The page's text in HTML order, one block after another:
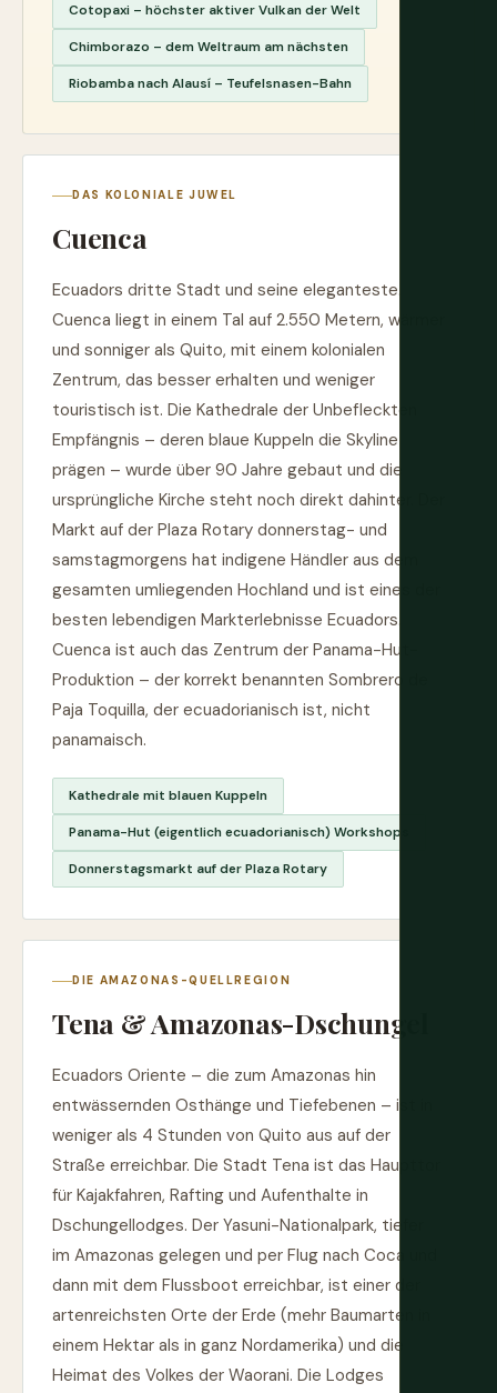
Cotopaxi – höchster aktiver Vulkan der Welt
Chimborazo – dem Weltraum am nächsten
Riobamba nach Alausí – Teufelsnasen-Bahn
DAS KOLONIALE JUWEL
Cuenca
Ecuadors dritte Stadt und seine eleganteste.
Cuenca liegt in einem Tal auf 2.550 Metern, wärmer
und sonniger als Quito, mit einem kolonialen
Zentrum, das besser erhalten und weniger
touristisch ist. Die Kathedrale der Unbefleckten
Empfängnis – deren blaue Kuppeln die Skyline
prägen – wurde über 90 Jahre gebaut und die
ursprüngliche Kirche steht noch direkt dahinter. Der
Markt auf der Plaza Rotary donnerstag- und
samstagmorgens hat indigene Händler aus dem
gesamten umliegenden Hochland und ist eines der
besten lebendigen Markterlebnisse Ecuadors.
Cuenca ist auch das Zentrum der Panama-Hut-
Produktion – der korrekt benannten Sombrero de
Paja Toquilla, der ecuadorianisch ist, nicht
panamaisch.
Kathedrale mit blauen Kuppeln
Panama-Hut (eigentlich ecuadorianisch) Workshops
Donnerstagsmarkt auf der Plaza Rotary
DIE AMAZONAS-QUELLREGION
Tena & Amazonas-Dschungel
Ecuadors Oriente – die zum Amazonas hin
entwässernden Osthänge und Tiefebenen – ist in
weniger als 4 Stunden von Quito aus auf der
Straße erreichbar. Die Stadt Tena ist das Haupttor
für Kajakfahren, Rafting und Aufenthalte in
Dschungellodges. Der Yasuni-Nationalpark, tiefer
im Amazonas gelegen und per Flug nach Coca und
dann mit dem Flussboot erreichbar, ist einer der
artenreichsten Orte der Erde (mehr Baumarten in
einem Hektar als in ganz Nordamerika) und die
Heimat des Volkes der Waorani. Die Lodges